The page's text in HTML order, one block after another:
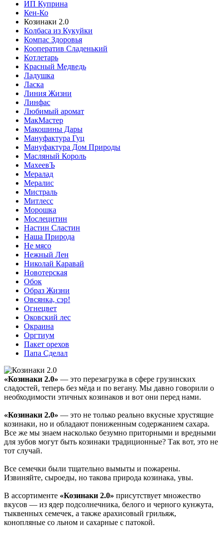
ИП Куприна
Кен-Ко
Козинаки 2.0
Колбаса из Кукуйки
Компас Здоровья
Кооператив Сладенький
Котлетарь
Красный Медведь
Ладушка
Ласка
Линия Жизни
Линфас
Любимый аромат
МакМастер
Макошины Дары
Мануфактура Гуц
Мануфактура Дом Природы
Масляный Король
МахеевЪ
Мералад
Мералис
Мистраль
Митлесс
Морошка
Мослецитин
Настин Сластин
Наша Природа
Не мясо
Нежный Лен
Николай Каравай
Новотерская
Обок
Образ Жизни
Овсянка, сэр!
Огнецвет
Оковский лес
Окраина
Оргтиум
Пакет орехов
Папа Сделал
«Козинаки 2.0» — это перезагрузка в сфере грузинских
сладостей, теперь без мёда и по вегану. Мы давно говорили о
необходимости этичных козинаков и вот они перед нами.
«Козинаки 2.0» — это не только реально вкусные хрустящие
козинаки, но и обладают пониженным содержанием сахара.
Все же мы знаем насколько безумно приторными и вредными
для зубов могут быть козинаки традиционные? Так вот, это не
тот случай.
Все семечки были тщательно вымыты и пожарены.
Извиняйте, сыроеды, но такова природа козинака, увы.
В ассортименте «Козинаки 2.0» присутствует множество
вкусов — из ядер подсолнечника, белого и черного кунжута,
тыквенных семечек, а также арахисовый грильяж,
конопляные со льном и сахарные с патокой.